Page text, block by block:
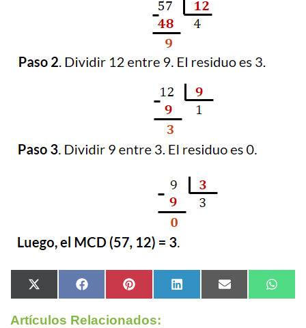
Artículos Relacionados: